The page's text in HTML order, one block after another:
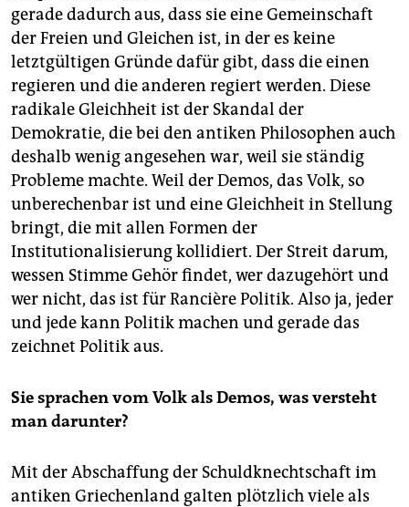
abo
genossenschaft
epaper login
gerade dadurch aus, dass sie eine Gemeinschaft
der Freien und Gleichen ist, in der es keine
letztgültigen Gründe dafür gibt, dass die einen
regieren und die anderen regiert werden. Diese
radikale Gleichheit ist der Skandal der
Demokratie, die bei den antiken Philosophen auch
deshalb wenig angesehen war, weil sie ständig
Probleme machte. Weil der Demos, das Volk, so
unberechenbar ist und eine Gleichheit in Stellung
bringt, die mit allen Formen der
Institutionalisierung kollidiert. Der Streit darum,
wessen Stimme Gehör findet, wer dazugehört und
wer nicht, das ist für Rancière Politik. Also ja, jeder
und jede kann Politik machen und gerade das
zeichnet Politik aus.
Sie sprachen vom Volk als Demos, was versteht
man darunter?
Mit der Abschaffung der Schuldknechtschaft im
antiken Griechenland galten plötzlich viele als